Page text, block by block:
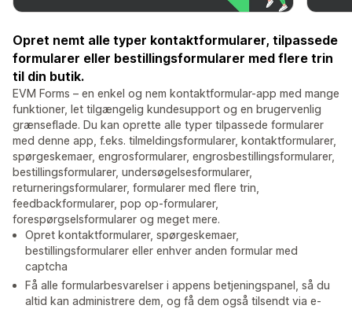
Opret nemt alle typer kontaktformularer, tilpassede
formularer eller bestillingsformularer med flere trin
til din butik.
EVM Forms – en enkel og nem kontaktformular-app med mange
funktioner, let tilgængelig kundesupport og en brugervenlig
grænseflade. Du kan oprette alle typer tilpassede formularer
med denne app, f.eks. tilmeldingsformularer, kontaktformularer,
spørgeskemaer, engrosformularer, engrosbestillingsformularer,
bestillingsformularer, undersøgelsesformularer,
returneringsformularer, formularer med flere trin,
feedbackformularer, pop op-formularer,
forespørgselsformularer og meget mere.
Opret kontaktformularer, spørgeskemaer,
bestillingsformularer eller enhver anden formular med
captcha
Få alle formularbesvarelser i appens betjeningspanel, så du
altid kan administrere dem, og få dem også tilsendt via e-